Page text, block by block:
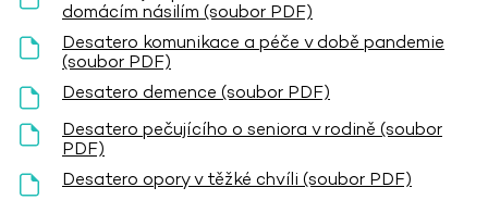
domácím násilím (soubor PDF)
Desatero komunikace a péče v době pandemie
(soubor PDF)
Desatero demence (soubor PDF)
Desatero pečujícího o seniora v rodině (soubor
PDF)
Desatero opory v těžké chvíli (soubor PDF)